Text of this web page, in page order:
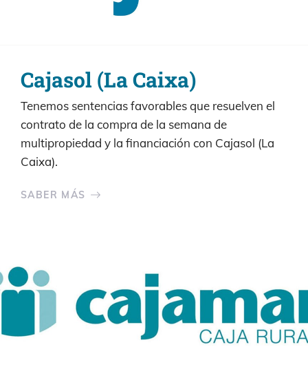
Cajasol (La Caixa)
Tenemos sentencias favorables que resuelven el
contrato de la compra de la semana de
multipropiedad y la financiación con Cajasol (La
Caixa).
SABER MÁS